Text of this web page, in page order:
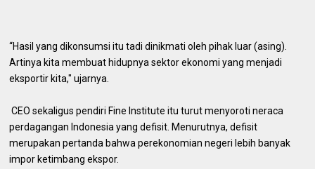
“Hasil yang dikonsumsi itu tadi dinikmati oleh pihak luar (asing).
Artinya kita membuat hidupnya sektor ekonomi yang menjadi
eksportir kita," ujarnya.
CEO sekaligus pendiri Fine Institute itu turut menyoroti neraca
perdagangan Indonesia yang defisit. Menurutnya, defisit
merupakan pertanda bahwa perekonomian negeri lebih banyak
impor ketimbang ekspor.